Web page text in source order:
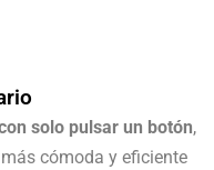
solo pulsar un botón,
cómoda y eficiente